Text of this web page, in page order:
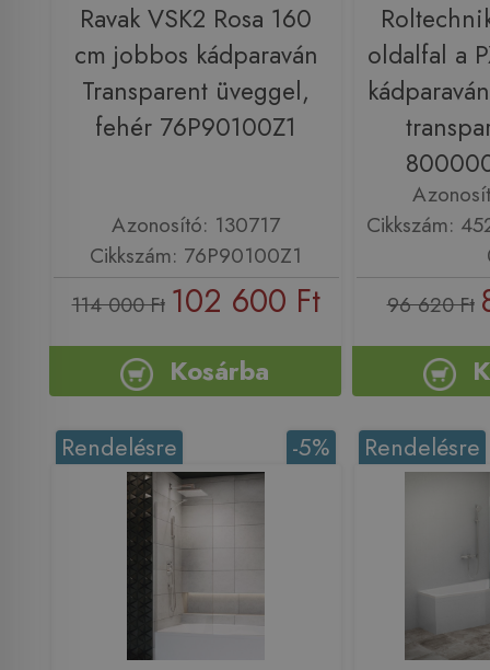
Ravak VSK2 Rosa 160
cm jobbos kádparaván
Transparent üveggel,
fehér 76P90100Z1
Azonosító: 130717
Cikkszám: 76P90100Z1
114 000 Ft 102 600 Ft
Kosárba
oldalfal a
Cikkszám:
96 620 Ft
-5%
Rendelésre Rendelésre